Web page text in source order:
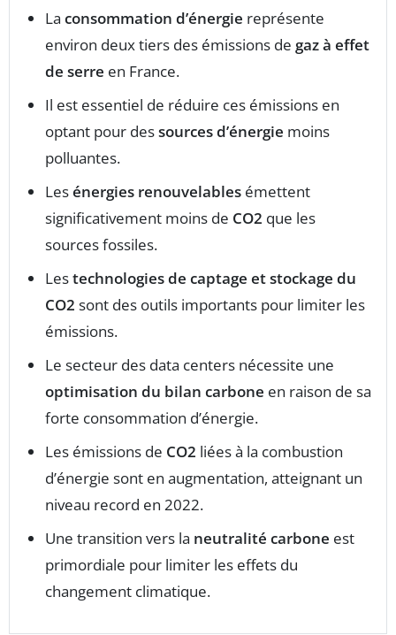
La consommation d’énergie représente
environ deux tiers des émissions de gaz à effet
de serre en France.
Il est essentiel de réduire ces émissions en
optant pour dessources d’énergie moins
polluantes.
Lesénergies renouvelables émettent
significativement moins de CO2 que les
sources fossiles.
Lestechnologies de captage et stockage du
CO2 sont des outils importants pour limiter les
émissions.
Le secteur des data centers nécessite une
optimisation du bilan carbone en raison de sa
forte consommation d’énergie.
Les émissions de CO2 liées à la combustion
d’énergie sont en augmentation, atteignant un
niveau record en 2022.
Une transition vers la neutralité carbone est
primordiale pour limiter les effets du
changement climatique.